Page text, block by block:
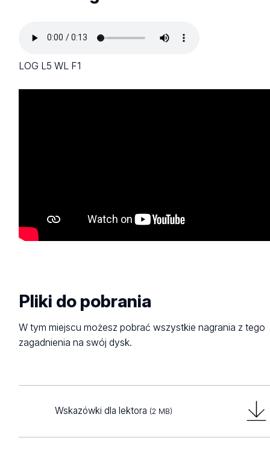
LOG L5 WL F1
Pliki do pobrania
W tym miejscu możesz pobrać wszystkie nagrania z tego
zagadnienia na swój dysk.
Wskazówki dla lektora (2 MB)